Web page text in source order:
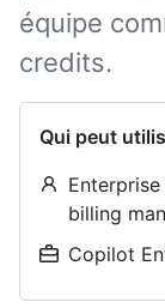
équipe
credits.
Qui peut
billing
Copilot